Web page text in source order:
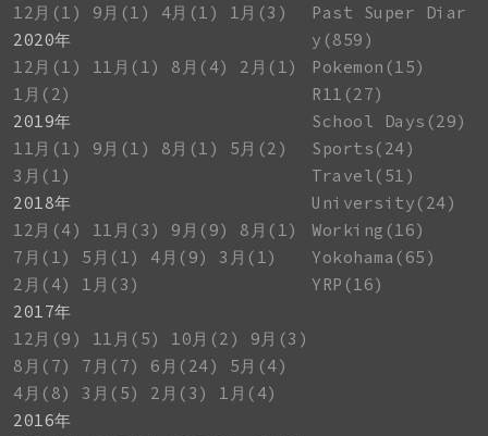
12月(1)
9月(1) 4月(1)
1月(3)
2020年
12月(1)
11月(1) 8月(4)
2月(1)
1月(2)
2019年
11月(1)
9月(1) 8月(1)
5月(2)
3月(1)
2018年
12月(4)
11月(3) 9月(9)
8月(1)
7月(1)
5月(1) 4月(9)
3月(1)
2月(4)
1月(3)
2017年
12月(9)
11月(5) 10月(2)
9月(3)
8月(7)
7月(7) 6月(24)
5月(4)
4月(8)
3月(5) 2月(3)
1月(4)
2016年
Past Super Diar
y(859)
Pokemon(15)
R11(27)
School Days(29)
Sports(24)
Travel(51)
University(24)
Working(16)
Yokohama(65)
YRP(16)